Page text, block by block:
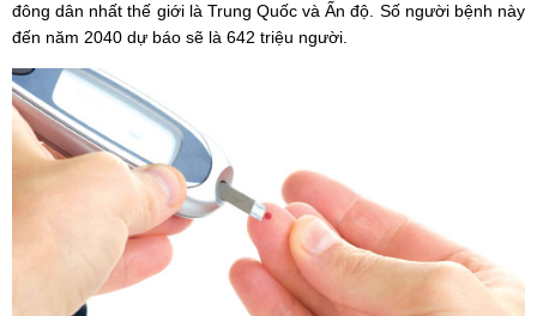
đông dân nhất thế giới là Trung Quốc và Ấn độ. Số người bệnh này
đến năm 2040 dự báo sẽ là 642 triệu người.